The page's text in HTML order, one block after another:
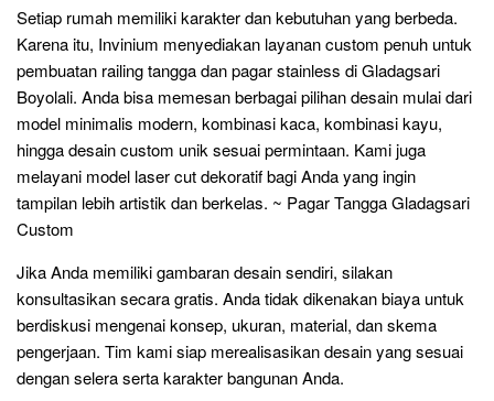
Setiap rumah memiliki karakter dan kebutuhan yang berbeda.
Karena itu, Invinium menyediakan layanan custom penuh untuk
pembuatan railing tangga dan pagar stainless di Gladagsari
Boyolali. Anda bisa memesan berbagai pilihan desain mulai dari
model minimalis modern, kombinasi kaca, kombinasi kayu,
hingga desain custom unik sesuai permintaan. Kami juga
melayani model laser cut dekoratif bagi Anda yang ingin
tampilan lebih artistik dan berkelas. ~ Pagar Tangga Gladagsari
Custom
Jika Anda memiliki gambaran desain sendiri, silakan
konsultasikan secara gratis. Anda tidak dikenakan biaya untuk
berdiskusi mengenai konsep, ukuran, material, dan skema
pengerjaan. Tim kami siap merealisasikan desain yang sesuai
dengan selera serta karakter bangunan Anda.